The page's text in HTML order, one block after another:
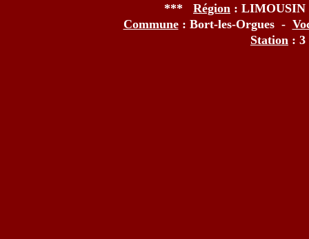
*** Région :
Commune: Bort-les-Orgues -
Station :